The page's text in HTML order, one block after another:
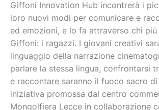
Giffoni Innovation Hub incontrerà i
loro nuovi modi per comunicare e
ed emozioni, e lo fa attraverso chi più
Giffoni: i ragazzi. I giovani creativi
linguaggio della narrazione
parlare la stessa lingua, confrontarsi
e raccontare saranno il fuoco sacro di
iniziativa promossa dal centro
Mongolfiera Lecce in collaborazione